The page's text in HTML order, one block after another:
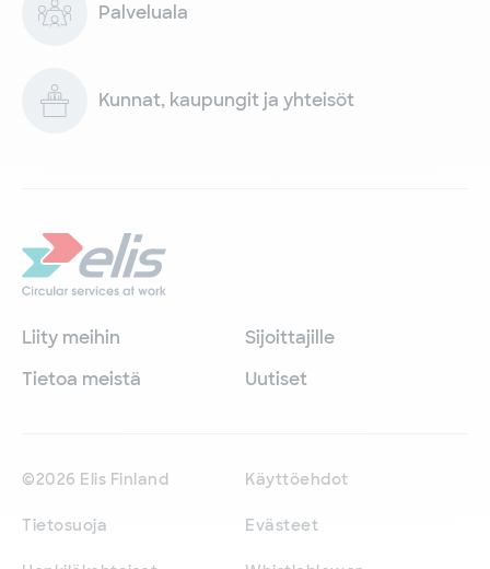
Palveluala
Kunnat, kaupungit ja yhteisöt
Liity meihin
Sijoittajille
Tietoa meistä
Uutiset
©2026 Elis Finland Käyttöehdot
Tietosuoja Evästeet